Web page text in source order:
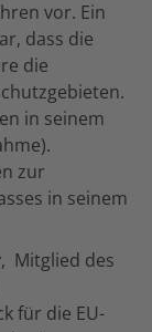
vor. Ein
dass die
die
in seinem
zur
in seinem
, Mitglied des
für die EU-